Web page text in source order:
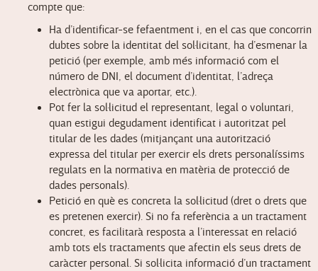
compte que:
Ha d’identificar-se fefaentment i, en el cas que concorrin
dubtes sobre la identitat del sol·licitant, ha d’esmenar la
petició (per exemple, amb més informació com el
número de DNI, el document d’identitat, l’adreça
electrònica que va aportar, etc.).
Pot fer la sol·licitud el representant, legal o voluntari,
quan estigui degudament identificat i autoritzat pel
titular de les dades (mitjançant una autorització
expressa del titular per exercir els drets personalíssims
regulats en la normativa en matèria de protecció de
dades personals).
Petició en què es concreta la sol·licitud (dret o drets que
es pretenen exercir). Si no fa referència a un tractament
concret, es facilitarà resposta a l’interessat en relació
amb tots els tractaments que afectin els seus drets de
caràcter personal. Si sol·licita informació d’un tractament